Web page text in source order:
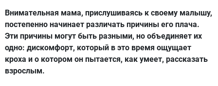
Внимательная мама, прислушиваясь к своему малышу,
постепенно начинает различать причины его плача.
Эти причины могут быть разными, но объединяет их
одно: дискомфорт, который в это время ощущает
кроха и о котором он пытается, как умеет, рассказать
взрослым.